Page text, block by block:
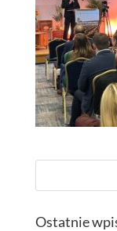
Ostatnie